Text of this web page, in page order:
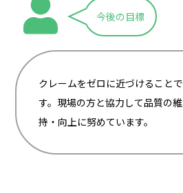
今後の目標
クレームをゼロに近づけることで
す。現場の方と協力して品質の維
持・向上に努めています。